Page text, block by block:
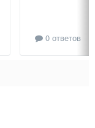
0 ответов